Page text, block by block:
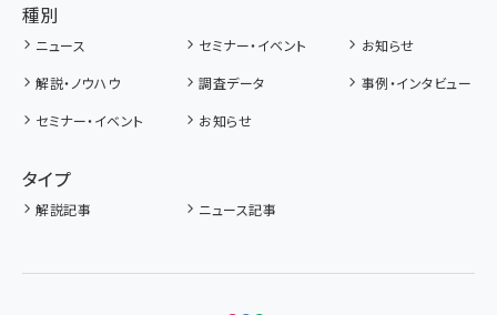
種別
ニュース セミナー・イベント
お知らせ
解説・ノウハウ
調査データ
事例・インタビュー
セミナー・イベント
お知らせ
タイプ
解説記事 ニュース記事